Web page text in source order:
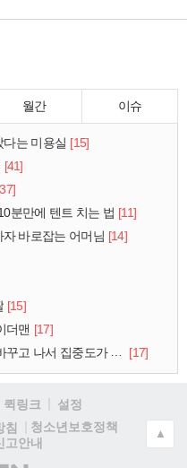
월간 이슈
다는 미용실 [15]
[41]
분만에 텐트 치는 법 [11]
바로잡는 어머님 [14]
[15]
더맨 [17]
올라갔다는 한 아파트의 안내방송 [17]
퀵링크
설정
침
청소년보호정책
고안내
▲